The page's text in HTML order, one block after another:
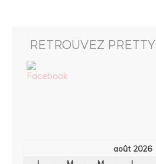
RETROUVEZ
août 2026